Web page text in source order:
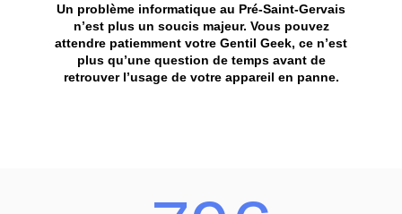
Un problème informatique au Pré-Saint-Gervais
n’est plus un soucis majeur. Vous pouvez
attendre patiemment votre Gentil Geek, ce n’est
plus qu’une question de temps avant de
retrouver l’usage de votre appareil en panne.